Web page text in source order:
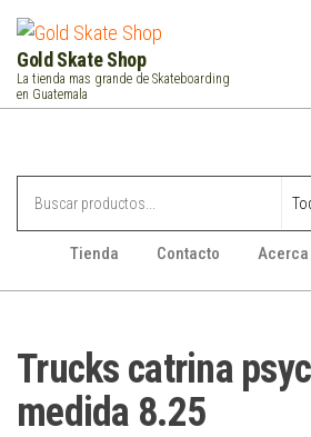
Saltar
contenido
Gold Skate Shop
La tienda mas grande de Skateboarding
en Guatemala
Tienda Contacto Acerca
Trucks catrina
medida 8.25